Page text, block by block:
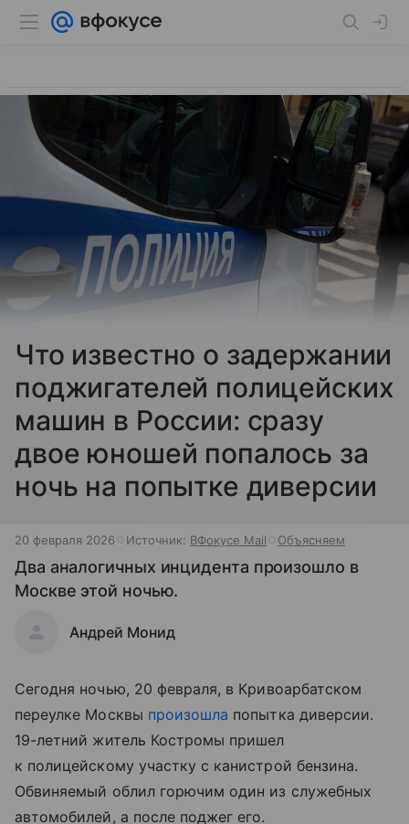
Что известно о задержании
поджигателей полицейских
машин в России: сразу
двое юношей попалось за
ночь на попытке диверсии
20 февраля 2026 Источник: ВФокусе Mail Объясняем
Два аналогичных инцидента произошло в
Москве этой ночью.
Андрей Монид
Сегодня ночью, 20 февраля, в Кривоарбатском
переулке Москвы произошла попытка диверсии.
19-летний житель Костромы пришел
к полицейскому участку с канистрой бензина.
Обвиняемый облил горючим один из служебных
автомобилей, а после поджег его.